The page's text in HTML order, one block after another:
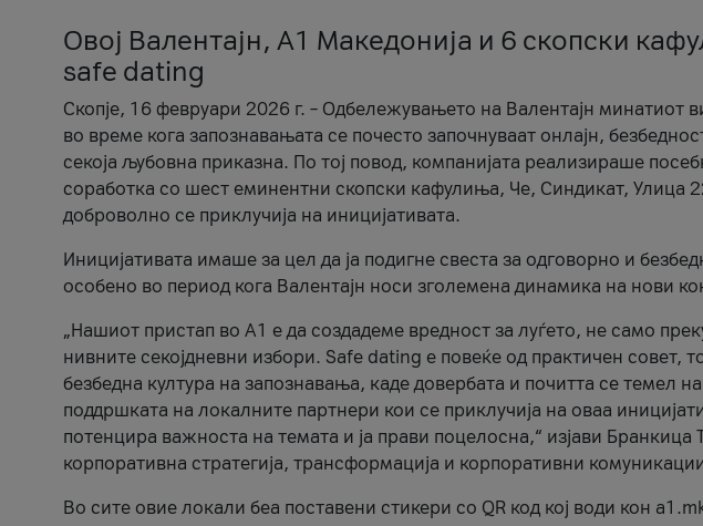
Овој Валентајн, A1 Македонија и 6 скопски
safe dating
Скопје, 16 февруари 2026 г. – Одбележувањето на Валентајн минатиот
во време кога запознавањата се почесто започнуваат онлајн,
секоја љубовна приказна. По тој повод, компанијата реализираше
соработка со шест еминентни скопски кафулиња, Че, Синдикат, Улица
доброволно се приклучија на иницијативата.
Иницијативата имаше за цел да ја подигне свеста за одговорно и
особено во период кога Валентајн носи зголемена динамика на нови
„Нашиот пристап во А1 е да создадеме вредност за луѓето, не само
нивните секојдневни избори. Safe dating е повеќе од практичен совет,
безбедна култура на запознавања, каде довербата и почитта се темел
поддршката на локалните партнери кои се приклучија на оваа
потенцира важноста на темата и ја прави поцелосна,“ изјави Бранкица
корпоративна стратегија, трансформација и корпоративни
Во сите овие локали беа поставени стикери со QR код кој води кон